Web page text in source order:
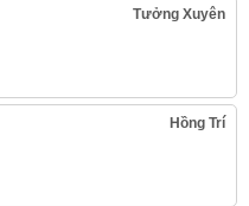
Tưởng Xuyên
Hồng Trí